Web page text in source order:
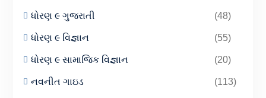
ધોરણ ૯ ગુજરાતી (48)
ધોરણ ૯ વિજ્ઞાન (55)
ધોરણ ૯ સામાજિક વિજ્ઞાન (20)
નવનીત ગાઇડ (113)